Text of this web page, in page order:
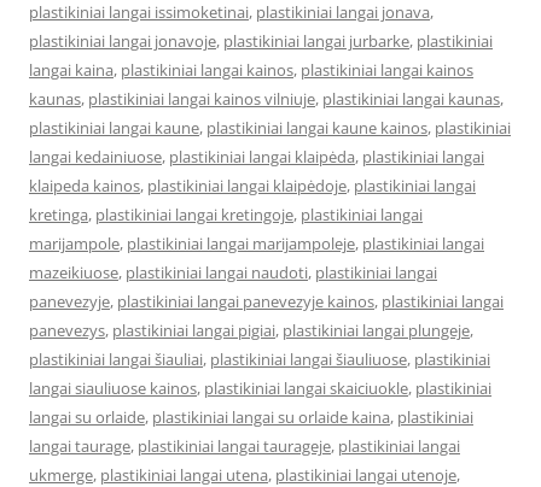
plastikiniai langai issimoketinai, plastikiniai langai jonava,
plastikiniai langai jonavoje, plastikiniai langai jurbarke, plastikiniai
langai kaina, plastikiniai langai kainos, plastikiniai langai kainos
kaunas, plastikiniai langai kainos vilniuje, plastikiniai langai kaunas,
plastikiniai langai kaune, plastikiniai langai kaune kainos, plastikiniai
langai kedainiuose, plastikiniai langai klaipėda, plastikiniai langai
klaipeda kainos, plastikiniai langai klaipėdoje, plastikiniai langai
kretinga, plastikiniai langai kretingoje, plastikiniai langai
marijampole, plastikiniai langai marijampoleje, plastikiniai langai
mazeikiuose, plastikiniai langai naudoti, plastikiniai langai
panevezyje, plastikiniai langai panevezyje kainos, plastikiniai langai
panevezys, plastikiniai langai pigiai, plastikiniai langai plungeje,
plastikiniai langai šiauliai, plastikiniai langai šiauliuose, plastikiniai
langai siauliuose kainos, plastikiniai langai skaiciuokle, plastikiniai
langai su orlaide, plastikiniai langai su orlaide kaina, plastikiniai
langai taurage, plastikiniai langai taurageje, plastikiniai langai
ukmerge, plastikiniai langai utena, plastikiniai langai utenoje,